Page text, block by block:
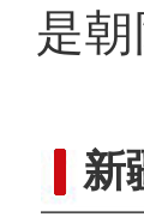
是朝
新